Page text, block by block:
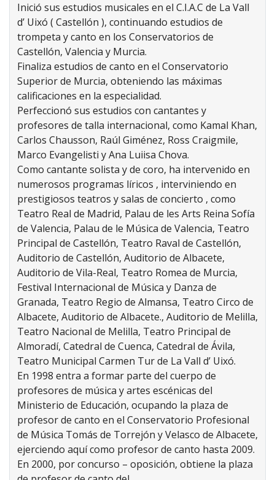
Inició sus estudios musicales en el C.I.A.C de La Vall
d’ Uixó ( Castellón ), continuando estudios de
trompeta y canto en los Conservatorios de
Castellón, Valencia y Murcia.
Finaliza estudios de canto en el Conservatorio
Superior de Murcia, obteniendo las máximas
calificaciones en la especialidad.
Perfeccionó sus estudios con cantantes y
profesores de talla internacional, como Kamal Khan,
Carlos Chausson, Raúl Giménez, Ross Craigmile,
Marco Evangelisti y Ana Luiisa Chova.
Como cantante solista y de coro, ha intervenido en
numerosos programas líricos , interviniendo en
prestigiosos teatros y salas de concierto , como
Teatro Real de Madrid, Palau de les Arts Reina Sofía
de Valencia, Palau de le Música de Valencia, Teatro
Principal de Castellón, Teatro Raval de Castellón,
Auditorio de Castellón, Auditorio de Albacete,
Auditorio de Vila-Real, Teatro Romea de Murcia,
Festival Internacional de Música y Danza de
Granada, Teatro Regio de Almansa, Teatro Circo de
Albacete, Auditorio de Albacete., Auditorio de Melilla,
Teatro Nacional de Melilla, Teatro Principal de
Almoradí, Catedral de Cuenca, Catedral de Ávila,
Teatro Municipal Carmen Tur de La Vall d’ Uixó.
En 1998 entra a formar parte del cuerpo de
profesores de música y artes escénicas del
Ministerio de Educación, ocupando la plaza de
profesor de canto en el Conservatorio Profesional
de Música Tomás de Torrejón y Velasco de Albacete,
ejerciendo aquí como profesor de canto hasta 2009.
En 2000, por concurso – oposición, obtiene la plaza